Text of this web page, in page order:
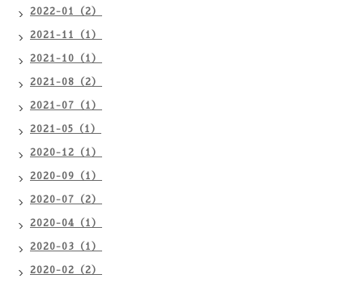
2022-01（2）
2021-11（1）
2021-10（1）
2021-08（2）
2021-07（1）
2021-05（1）
2020-12（1）
2020-09（1）
2020-07（2）
2020-04（1）
2020-03（1）
2020-02（2）